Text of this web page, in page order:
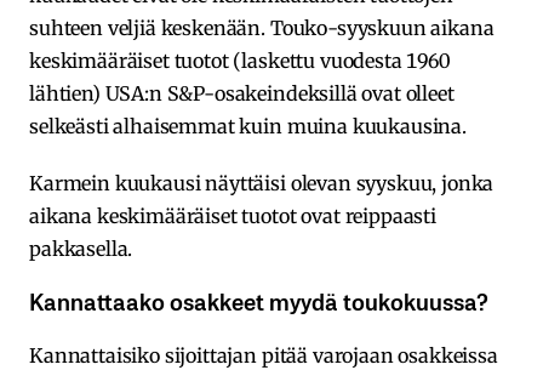
suhteen veljiä keskenään. Touko-syyskuun aikana
keskimääräiset tuotot (laskettu vuodesta 1960
lähtien) USA:n S&P-osakeindeksillä ovat olleet
selkeästi alhaisemmat kuin muina kuukausina.
Karmein kuukausi näyttäisi olevan syyskuu, jonka
aikana keskimääräiset tuotot ovat reippaasti
pakkasella.
Kannattaako osakkeet myydä toukokuussa?
Kannattaisiko sijoittajan pitää varojaan osakkeissa